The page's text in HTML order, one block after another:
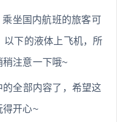
坐国内航班的旅客可
下的液体上飞机，所
注意一下哦~
的全部内容了，希望这
得开心~